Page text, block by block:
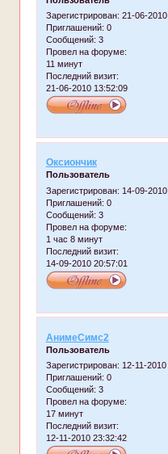
Зарегистрирован: 21-06-2010
Приглашений: 0
Сообщений: 3
Провел на форуме:
11 минут
Последний визит:
21-06-2010 13:52:09
Оксиончик
Пользователь
Зарегистрирован: 14-09-2010
Приглашений: 0
Сообщений: 3
Провел на форуме:
1 час 8 минут
Последний визит:
14-09-2010 20:57:01
АнимеСимс2
Пользователь
Зарегистрирован: 12-11-2010
Приглашений: 0
Сообщений: 3
Провел на форуме:
17 минут
Последний визит:
12-11-2010 23:32:42